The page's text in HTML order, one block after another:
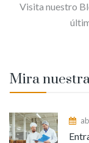
Visita nuestro
Mira